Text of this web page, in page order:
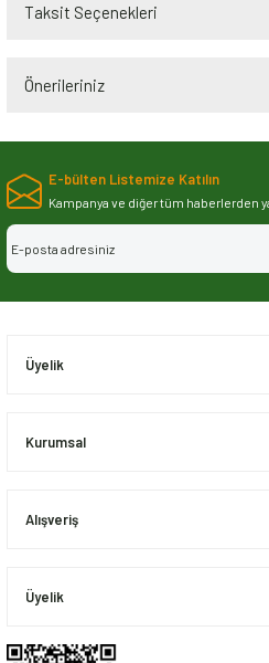
Taksit Seçenekleri
Önerileriniz
Bu ürünün fiyat bilgisi, resim, ürün
iletebilirsiniz.
Görüş ve önerileriniz için teşekkür ederiz.
Ürün resmi kalitesiz, bozuk veya
E-bülten Listemize Katılın
Kampanya ve diğer tüm haberlerden
Üyelik
Kurumsal
Alışveriş
Üyelik